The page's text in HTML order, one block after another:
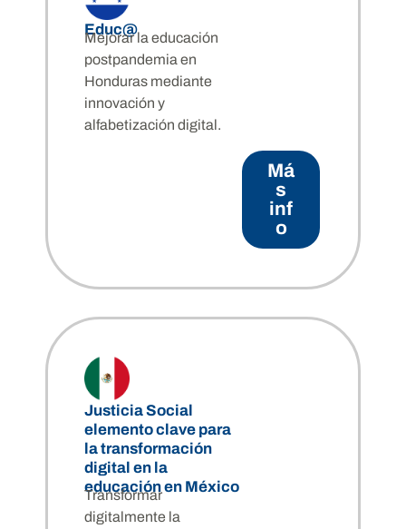
Educ@
Mejorar la educación
postpandemia en
Honduras mediante
innovación y
alfabetización digital.
Má
s
inf
o
Justicia Social
elemento clave para
la transformación
digital en la
educación en México
Transformar
digitalmente la